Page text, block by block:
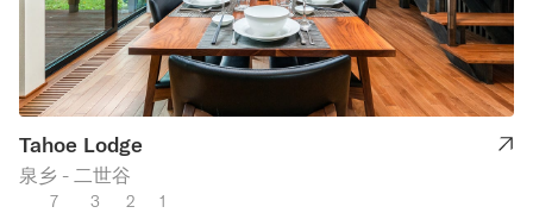
Tahoe Lodge
泉乡 - 二世谷
7 3 2 1